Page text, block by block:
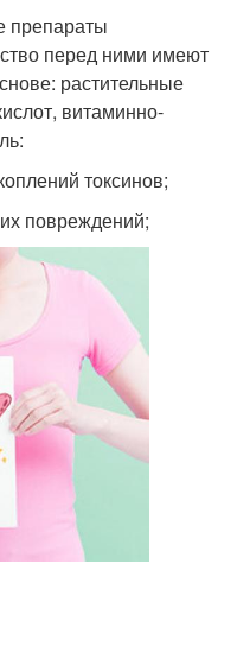
препараты
перед ними имеют
растительные
витаминно-
токсинов;
повреждений;